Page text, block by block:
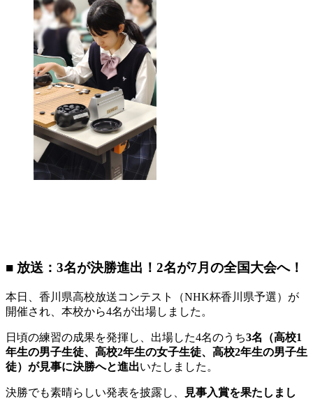
■ 放送：3名が決勝進出！2名が7月の全国大会へ！
本日、香川県高校放送コンテスト（NHK杯香川県予選）が
開催され、本校から4名が出場しました。
日頃の練習の成果を発揮し、出場した4名のうち3名（高校1
年生の男子生徒、高校2年生の女子生徒、高校2年生の男子生
徒）が見事に決勝へと進出いたしました。
決勝でも素晴らしい発表を披露し、
見事入賞を果たしまし